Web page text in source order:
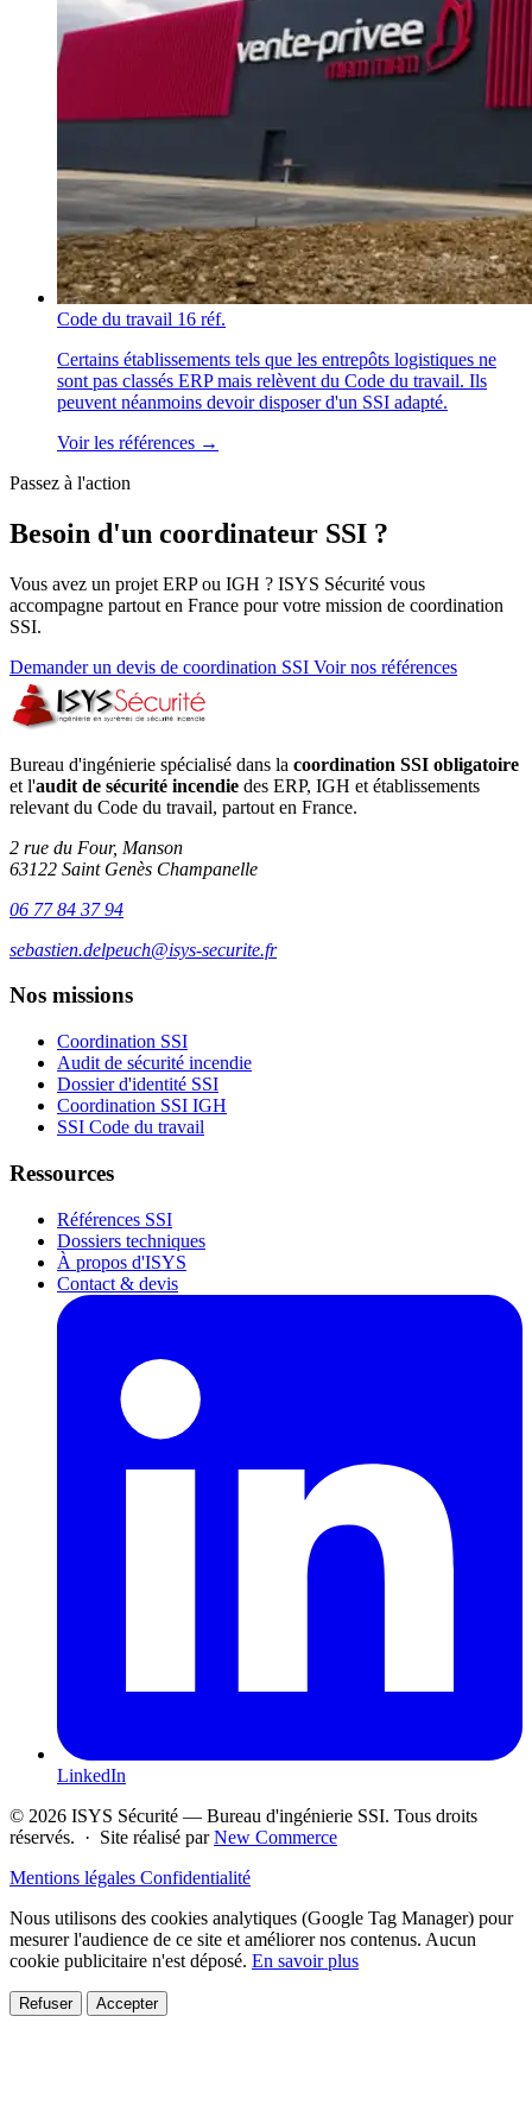
Code du travail 16 réf.
Certains établissements tels que les entrepôts logistiques ne
sont pas classés ERP mais relèvent du Code du travail. Ils
peuvent néanmoins devoir disposer d'un SSI adapté.
Voir les références →
Passez à l'action
Besoin d'un coordinateur SSI ?
Vous avez un projet ERP ou IGH ? ISYS Sécurité vous
accompagne partout en France pour votre mission de coordination
SSI.
Demander un devis de coordination SSI Voir nos références
Bureau d'ingénierie spécialisé dans la coordination SSI obligatoire
et l'audit de sécurité incendie des ERP, IGH et établissements
relevant du Code du travail, partout en France.
2 rue du Four, Manson
63122 Saint Genès Champanelle
06 77 84 37 94
sebastien.delpeuch@isys-securite.fr
Nos missions
Coordination SSI
Audit de sécurité incendie
Dossier d'identité SSI
Coordination SSI IGH
SSI Code du travail
Ressources
Références SSI
Dossiers techniques
À propos d'ISYS
Contact & devis
LinkedIn
© 2026 ISYS Sécurité — Bureau d'ingénierie SSI. Tous droits
réservés. · Site réalisé parNew Commerce
Mentions légales Confidentialité
Nous utilisons des cookies analytiques (Google Tag Manager) pour
mesurer l'audience de ce site et améliorer nos contenus. Aucun
cookie publicitaire n'est déposé. En savoir plus
Refuser Accepter